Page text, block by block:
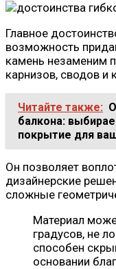
Главное
возможность
камень незаменим
карнизов, сводов и
Читайте также:
балкона:
покрытие для
Он позволяет
дизайнерские
сложные
Материал
градусов, не
способен
основании